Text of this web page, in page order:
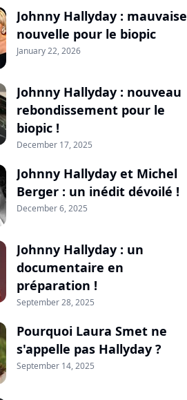
Johnny Hallyday : mauvaise
nouvelle pour le biopic
January 22, 2026
Johnny Hallyday : nouveau
rebondissement pour le
biopic !
December 17, 2025
Johnny Hallyday et Michel
Berger : un inédit dévoilé !
December 6, 2025
Johnny Hallyday : un
documentaire en
préparation !
September 28, 2025
Pourquoi Laura Smet ne
s'appelle pas Hallyday ?
September 14, 2025